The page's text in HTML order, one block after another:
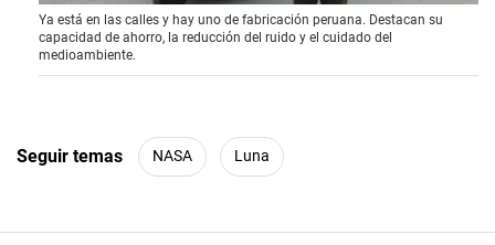
0
s
e
c
o
o
f
Ya está en las calles y hay uno de fabricación peruana. Destacan su
capacidad de ahorro, la reducción del ruido y el cuidado del
medioambiente.
Seguir temas NASA Luna